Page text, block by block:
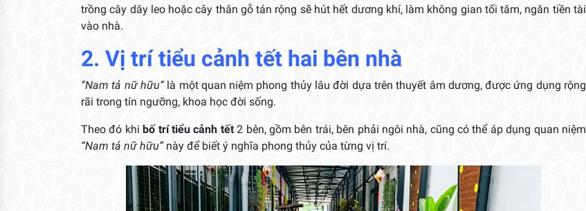
trồng cây dây leo hoặc cây thân gỗ tán rộng sẽ hút hết dương khí, làm không gian tối tăm, ngăn tiền tài
vào nhà.
2. Vị trí tiểu cảnh tết hai bên nhà
“Nam tả nữ hữu”là một quan niệm phong thủy lâu đời dựa trên thuyết âm dương, được ứng dụng rộng
rãi trong tín ngưỡng, khoa học đời sống.
Theo đó khibố trí tiểu cảnh tết2 bên, gồm bên trái, bên phải ngôi nhà, cũng có thể áp dụng quan niệm
“Nam tả nữ hữu” này để biết ý nghĩa phong thủy của từng vị trí.